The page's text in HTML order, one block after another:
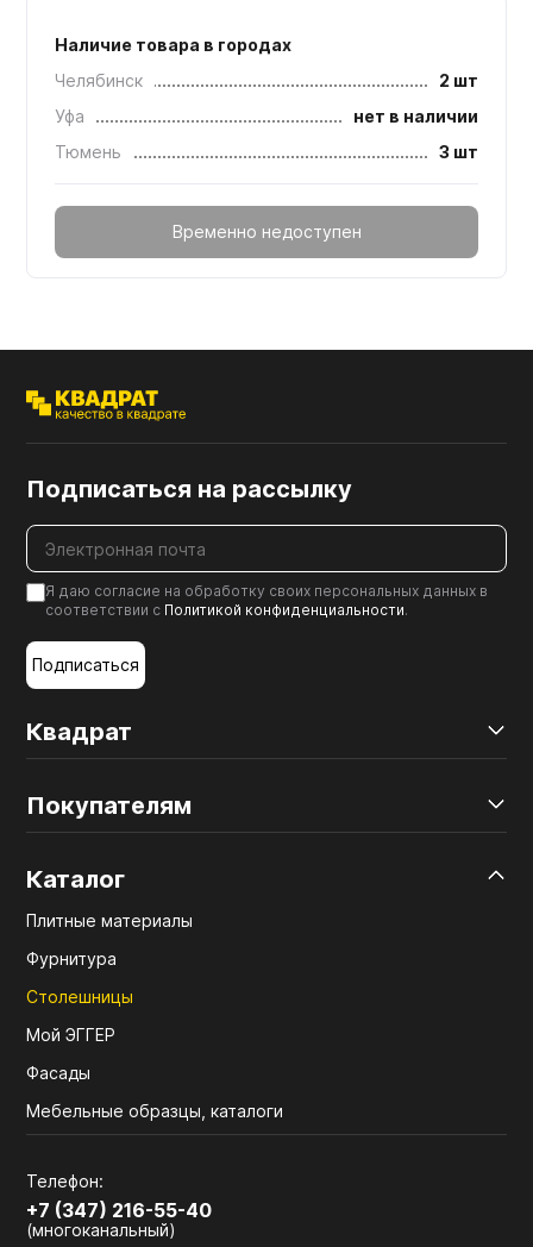
Наличие товара в городах
Челябинск
2 шт
Уфа
нет в наличии
Тюмень
3 шт
Временно недоступен
Квадрат
Покупателям
Каталог
Плитные материалы
Фурнитура
Столешницы
Мой ЭГГЕР
Фасады
Мебельные образцы, каталоги
Телефон:
+7 (347) 216-55-40
(многоканальный)
Подписаться на рассылку
Я даю согласие на обработку своих персональных данных в
соответствии с Политикой конфиденциальности.
Подписаться